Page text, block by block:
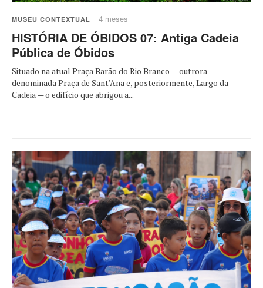
MUSEU CONTEXTUAL 4 meses
HISTÓRIA DE ÓBIDOS 07: Antiga Cadeia
Pública de Óbidos
Situado na atual Praça Barão do Rio Branco — outrora
denominada Praça de Sant’Ana e, posteriormente, Largo da
Cadeia — o edifício que abrigou a...